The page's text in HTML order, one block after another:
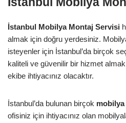
İstanbul Mobilya Montaj Servisi
almak için doğru yerdesiniz.
isteyenler için İstanbul’da birçok
kaliteli ve güvenilir bir hizmet
ekibe ihtiyacınız olacaktır.
İstanbul’da bulunan birçok mobilya
ofisiniz için ihtiyacınız olan